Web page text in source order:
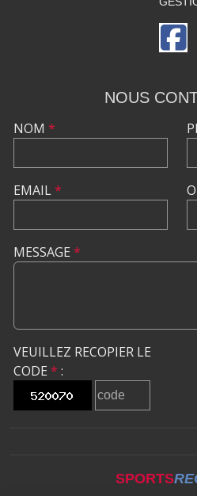
NOUS
NOM *
EMAIL*
MESSAGE *
VEUILLEZ RECOPIER LE
CODE * :
SPORTS